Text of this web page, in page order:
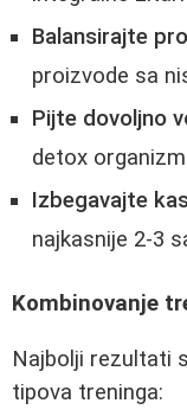
Balansirajte
proizvode sa
Pijte dovoljno
detox
Izbegavajte
najkasnije 2-3
Kombinovanje
Najbolji rezultati
tipova treninga: